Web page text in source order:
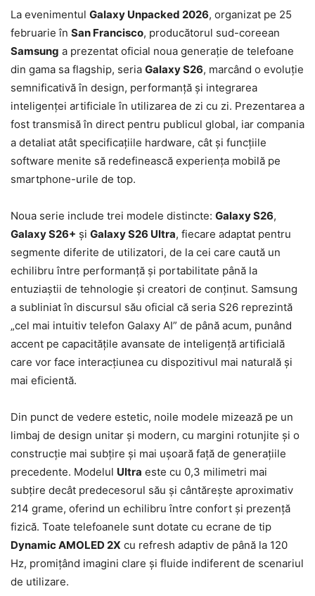
La evenimentul Galaxy Unpacked 2026, organizat pe 25
februarie în San Francisco, producătorul sud-coreean
Samsung a prezentat oficial noua generație de telefoane
din gama sa flagship, seria Galaxy S26, marcând o evoluție
semnificativă în design, performanță și integrarea
inteligenței artificiale în utilizarea de zi cu zi. Prezentarea a
fost transmisă în direct pentru publicul global, iar compania
a detaliat atât specificațiile hardware, cât și funcțiile
software menite să redefinească experiența mobilă pe
smartphone-urile de top.
Noua serie include trei modele distincte: Galaxy S26,
Galaxy S26+ și Galaxy S26 Ultra, fiecare adaptat pentru
segmente diferite de utilizatori, de la cei care caută un
echilibru între performanță și portabilitate până la
entuziaștii de tehnologie și creatori de conținut. Samsung
a subliniat în discursul său oficial că seria S26 reprezintă
„cel mai intuitiv telefon Galaxy AI” de până acum, punând
accent pe capacitățile avansate de inteligență artificială
care vor face interacțiunea cu dispozitivul mai naturală și
mai eficientă.
Din punct de vedere estetic, noile modele mizează pe un
limbaj de design unitar și modern, cu margini rotunjite și o
construcție mai subțire și mai ușoară față de generațiile
precedente. Modelul Ultra este cu 0,3 milimetri mai
subțire decât predecesorul său și cântărește aproximativ
214 grame, oferind un echilibru între confort și prezență
fizică. Toate telefoanele sunt dotate cu ecrane de tip
Dynamic AMOLED 2X cu refresh adaptiv de până la 120
Hz, promițând imagini clare și fluide indiferent de scenariul
de utilizare.